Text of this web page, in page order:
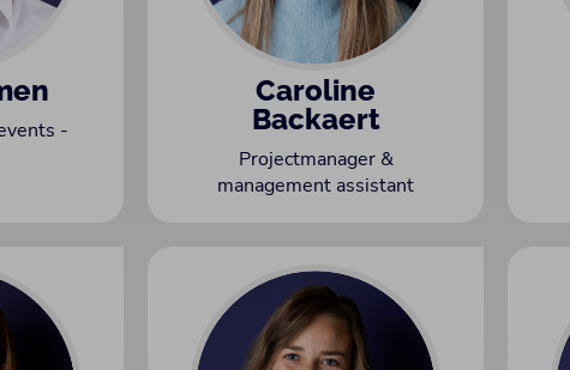
-
Caroline
Backaert
Projectmanager &
management assistant